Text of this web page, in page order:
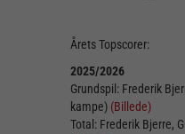
Årets Topscorer:
2025/2026
Grundspil: Frederik
kampe) (Billede)
Total: Frederik Bjerre,